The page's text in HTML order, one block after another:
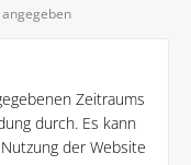
angegeben
Zeitraums
durch. Es kann
der Website